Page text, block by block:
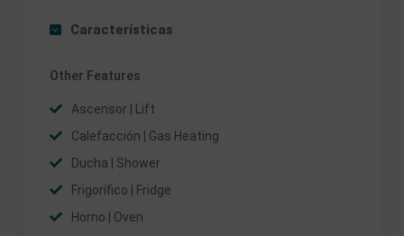
Características
Other Features
Ascensor | Lift
Calefacción | Gas Heating
Ducha | Shower
Frigorífico | Fridge
Horno | Oven